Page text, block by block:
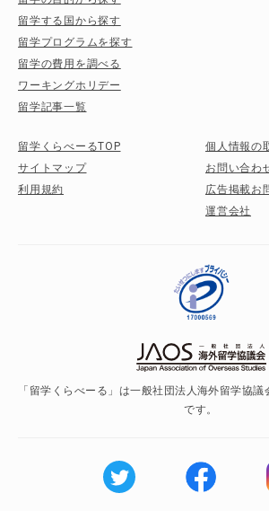
留学する国から探す
留学プログラムを探す
留学の費用を調べる
ワーキングホリデー
留学記事一覧
留学くらべーるTOP
サイトマップ
利用規約
個人情報の
お問い合わ
広告掲載お
運営会社
「留学くらべーる」は一般社団法人海外留学協
です。